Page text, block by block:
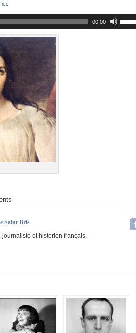
00:00
Saint Bris
journaliste et historien français.